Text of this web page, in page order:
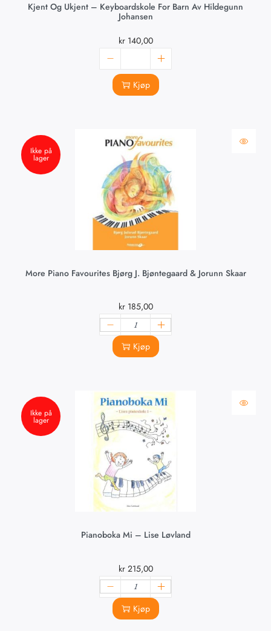
Kjent Og Ukjent – Keyboardskole For Barn Av Hildegunn
Johansen
kr140,00
Kjøp
Ikke på
lager
More Piano Favourites Bjørg J. Bjøntegaard & Jorunn Skaar
kr185,00
Kjøp
Ikke på
lager
Pianoboka Mi – Lise Løvland
kr215,00
Kjøp